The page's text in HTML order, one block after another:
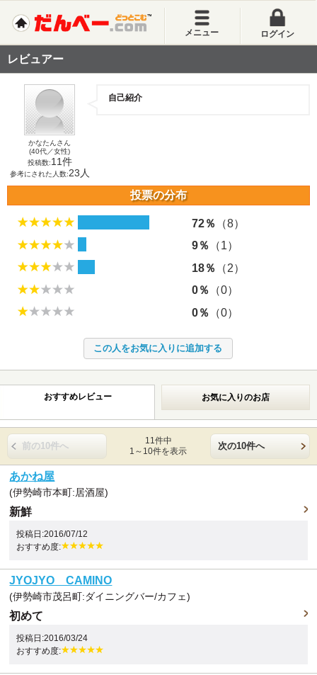
メニュー ログイン
レビュアー
かなたんさん
(40代／女性)
投稿数:11件
参考にされた人数:23人
自己紹介
投票の分布
72％
（8）
9％
（1）
18％
（2）
0％
（0）
0％
（0）
おすすめレビュー お気に入りのお店
前の10件へ
11件中
1～10件を表示
次の10件へ
あかね屋
(伊勢崎市本町:居酒屋)
新鮮
投稿日:2016/07/12
おすすめ度:
JYOJYO CAMINO
(伊勢崎市茂呂町:ダイニングバー/カフェ)
初めて
投稿日:2016/03/24
おすすめ度: